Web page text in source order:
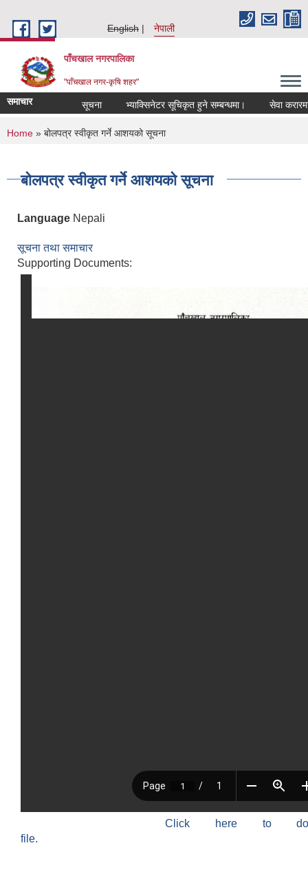
English
नेपाली
पाँचखाल नगरपालिका
"पाँचखाल नगर-कृषि शहर"
समाचार सूचना भ्याक्सिनेटर सूचिकृत हुने सम्बन्धमा। सेवा करारमा
You are here
Home » बोलपत्र स्वीकृत गर्ने आशयको सूचना
बोलपत्र स्वीकृत गर्ने आशयको सूचना
Language Nepali
सूचना तथा समाचार
Supporting Documents:
Click here to
file.